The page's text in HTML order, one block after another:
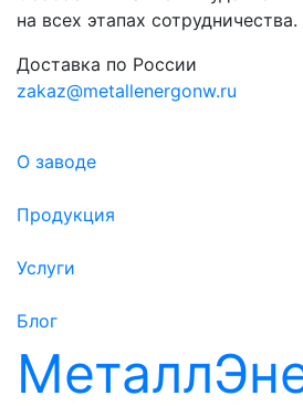
на всех этапах сотрудничества.
Доставка по России
zakaz@metallenergonw.ru
О заводе
Продукция
Услуги
Блог